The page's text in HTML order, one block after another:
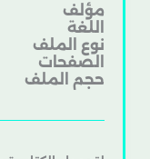
مؤلف :
اللغة :
نوع الملف
الصفحات
حجم الملف : 4.83